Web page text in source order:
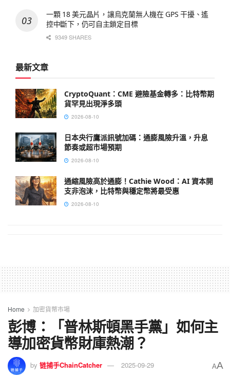
一顆 18 美元晶片，讓烏克蘭無人機在 GPS 干擾、遙
控中斷下，仍可自主鎖定目標
9349 SHARES
最新文章
CryptoQuant：CME 避險基金轉多：比特幣期
貨罕見出現淨多頭
2026-08-10
日本央行鷹派訊號加碼：通膨風險升溫，升息
節奏或超市場預期
2026-08-10
通縮風險高於通膨！Cathie Wood：AI 資本開
支非泡沫，比特幣與穩定幣將最受惠
2026-08-10
Home 加密貨幣市場
彭博：「普林斯頓黑手黨」如何主
導加密貨幣財庫熱潮？
by 链捕手ChainCatcher 2025-09-29 AA